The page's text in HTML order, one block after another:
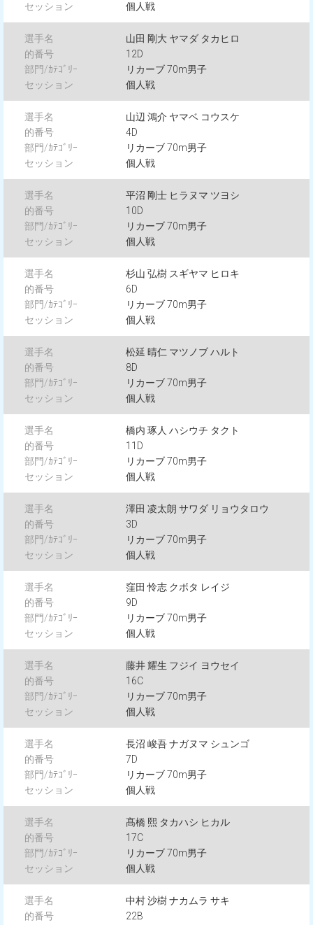
個人戦
山田 剛大 ヤマダ タカヒロ
12D
リカーブ 70m男子
個人戦
山辺 鴻介 ヤマベ コウスケ
4D
リカーブ 70m男子
個人戦
平沼 剛士 ヒラヌマ ツヨシ
10D
リカーブ 70m男子
個人戦
杉山 弘樹 スギヤマ ヒロキ
6D
リカーブ 70m男子
個人戦
松延 晴仁 マツノブ ハルト
8D
リカーブ 70m男子
個人戦
橋内 琢人 ハシウチ タクト
11D
リカーブ 70m男子
個人戦
澤田 凌太朗 サワダ リョウタロウ
3D
リカーブ 70m男子
個人戦
窪田 怜志 クボタ レイジ
9D
リカーブ 70m男子
個人戦
藤井 耀生 フジイ ヨウセイ
16C
リカーブ 70m男子
個人戦
長沼 峻吾 ナガヌマ シュンゴ
7D
リカーブ 70m男子
個人戦
髙橋 熙 タカハシ ヒカル
17C
リカーブ 70m男子
個人戦
中村 沙樹 ナカムラ サキ
22B